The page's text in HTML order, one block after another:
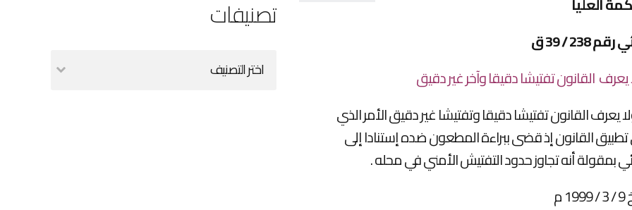
238 / 39 ق
القانون تفتيشا دقيقا وآخر غير دقيق
القانون تفتيشا دقيقا وتفتيشا غير دقيق الأمر الذي
القانون إذ قضى ببراءة المطعون ضده إستنادا إلى
بمقولة أنه تجاوز حدود التفتيش الأمني في محله .
م
تصنيفات
اختر التصنيف